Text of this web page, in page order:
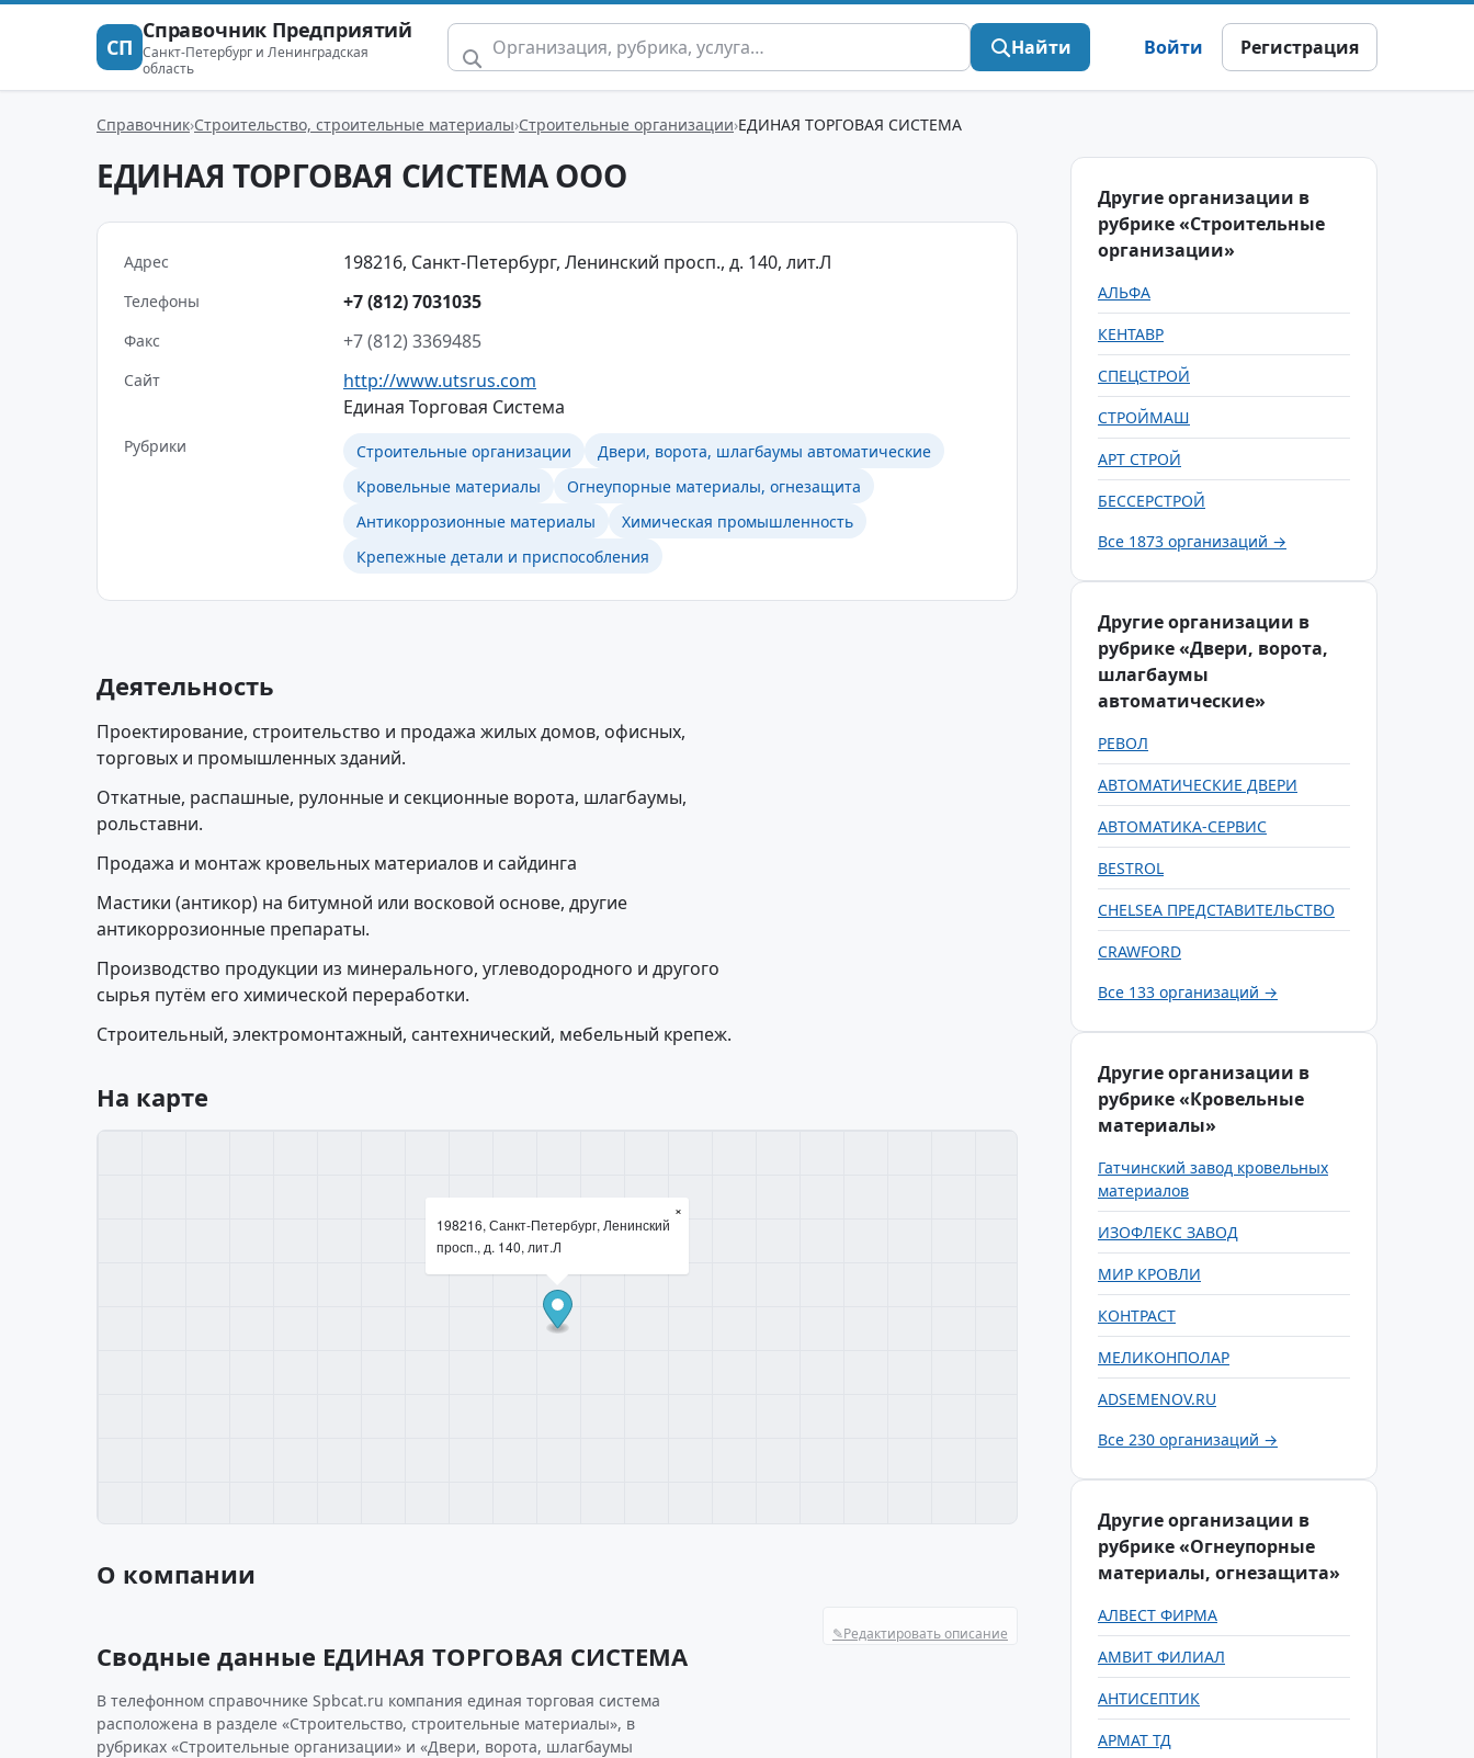
СП
Справочник Предприятий
Санкт-Петербург и Ленинградская
область
Найти Войти Регистрация
Справочник Строительство, строительные материалы Строительные организации ЕДИНАЯ ТОРГОВАЯ СИСТЕМА
ЕДИНАЯ ТОРГОВАЯ СИСТЕМА ООО
Адрес 198216, Санкт-Петербург, Ленинский просп., д. 140, лит.Л
Телефоны +7 (812) 7031035
Факс +7 (812) 3369485
Сайт
http://www.utsrus.com
Единая Торговая Система
Рубрики Строительные организации
Двери, ворота, шлагбаумы автоматические
Кровельные материалы
Огнеупорные материалы, огнезащита
Антикоррозионные материалы
Химическая промышленность
Крепежные детали и приспособления
Деятельность
Проектирование, строительство и продажа жилых домов, офисных,
торговых и промышленных зданий.
Откатные, распашные, рулонные и секционные ворота, шлагбаумы,
рольставни.
Продажа и монтаж кровельных материалов и сайдинга
Мастики (антикор) на битумной или восковой основе, другие
антикоррозионные препараты.
Производство продукции из минерального, углеводородного и другого
сырья путём его химической переработки.
Строительный, электромонтажный, сантехнический, мебельный крепеж.
На карте
198216, Санкт-Петербург, Ленинский
просп., д. 140, лит.Л
×
О компании
✎Редактировать описание
Сводные данные ЕДИНАЯ ТОРГОВАЯ СИСТЕМА
В телефонном справочнике Spbcat.ru компания единая торговая система
расположена в разделе «Строительство, строительные материалы», в
рубриках «Строительные организации» и «Двери, ворота, шлагбаумы
Другие организации в
рубрике «Строительные
организации»
АЛЬФА
КЕНТАВР
СПЕЦСТРОЙ
СТРОЙМАШ
АРТ СТРОЙ
БЕССЕРСТРОЙ
Все 1873 организаций →
Другие организации в
рубрике «Двери, ворота,
шлагбаумы
автоматические»
РЕВОЛ
АВТОМАТИЧЕСКИЕ ДВЕРИ
АВТОМАТИКА-СЕРВИС
BESTROL
CHELSEA ПРЕДСТАВИТЕЛЬСТВО
CRAWFORD
Все 133 организаций →
Другие организации в
рубрике «Кровельные
материалы»
Гатчинский завод кровельных
материалов
ИЗОФЛЕКС ЗАВОД
МИР КРОВЛИ
КОНТРАСТ
МЕЛИКОНПОЛАР
ADSEMENOV.RU
Все 230 организаций →
Другие организации в
рубрике «Огнеупорные
материалы, огнезащита»
АЛВЕСТ ФИРМА
АМВИТ ФИЛИАЛ
АНТИСЕПТИК
АРМАТ ТД